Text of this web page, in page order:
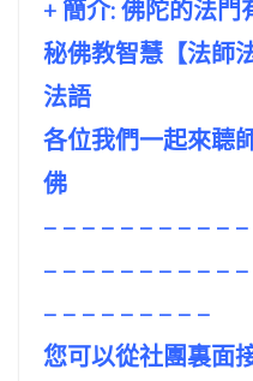
+ 簡介: 佛陀的法門
秘佛教智慧【法師
法語
各位我們一起來聼
佛
– – – – – – – – – –
– – – – – – – – – –
– – – – – – – – –
您可以從社團裏面